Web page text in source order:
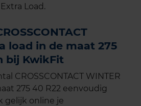
Load.
load in de maat 275
bij KwikFit
CROSSCONTACT WINTER
275 40 R22 eenvoudig
gelijk online je